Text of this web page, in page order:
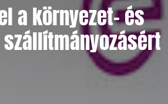
a környezet- és